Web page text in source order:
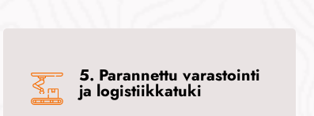
5. Parannettu varastointi
ja logistiikkatuki